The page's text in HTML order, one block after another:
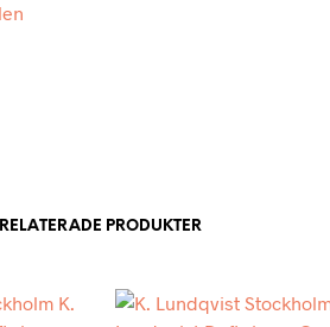
RELATERADE PRODUKTER